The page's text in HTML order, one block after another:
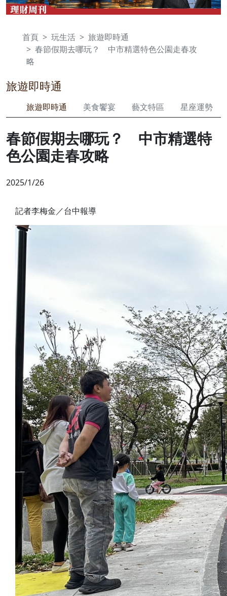
首頁 玩生活
旅遊即時通
春節假期去哪玩？ 中市精選特色公園走春攻
略
旅遊即時通
旅遊即時通 美食饗宴 藝文特區 星座運勢
春節假期去哪玩？ 中市精選特
色公園走春攻略
2025/1/26
記者李梅金／台中報導